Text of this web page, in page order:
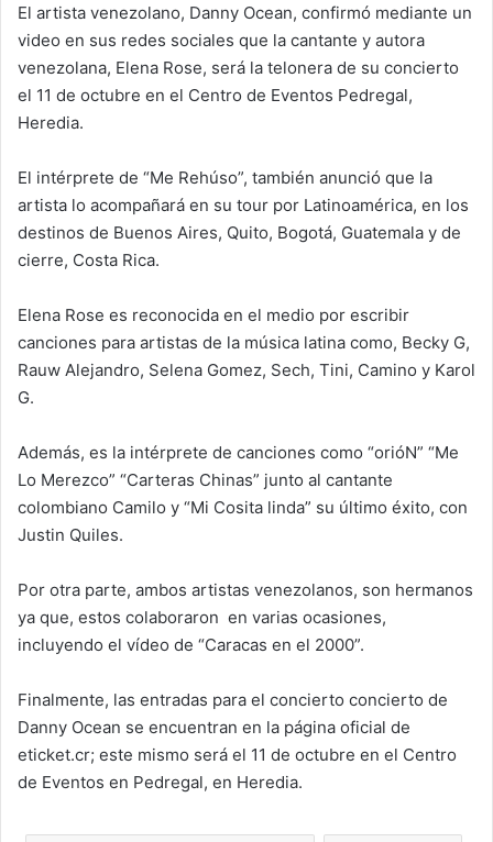
El artista venezolano, Danny Ocean, confirmó mediante un
video en sus redes sociales que la cantante y autora
venezolana, Elena Rose, será la telonera de su concierto
el 11 de octubre en el Centro de Eventos Pedregal,
Heredia.
El intérprete de “Me Rehúso”, también anunció que la
artista lo acompañará en su tour por Latinoamérica, en los
destinos de Buenos Aires, Quito, Bogotá, Guatemala y de
cierre, Costa Rica.
Elena Rose es reconocida en el medio por escribir
canciones para artistas de la música latina como, Becky G,
Rauw Alejandro, Selena Gomez, Sech, Tini, Camino y Karol
G.
Además, es la intérprete de canciones como “orióN” “Me
Lo Merezco” “Carteras Chinas” junto al cantante
colombiano Camilo y “Mi Cosita linda” su último éxito, con
Justin Quiles.
Por otra parte, ambos artistas venezolanos, son hermanos
ya que, estos colaboraron en varias ocasiones,
incluyendo el vídeo de “Caracas en el 2000”.
Finalmente, las entradas para el concierto concierto de
Danny Ocean se encuentran en la página oficial de
eticket.cr; este mismo será el 11 de octubre en el Centro
de Eventos en Pedregal, en Heredia.